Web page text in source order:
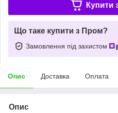
Купити
Що таке купити з Пром?
Замовлення під захистом
Опис Доставка Оплата
Опис